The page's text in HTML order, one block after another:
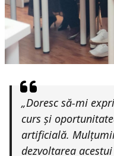
„Doresc să-mi
curs și
artificială.
dezvoltarea